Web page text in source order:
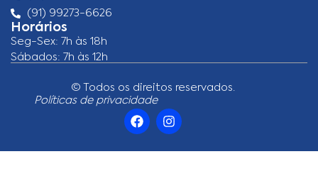
(91) 99273-6626
Horários
Seg-Sex: 7h às 18h
Sábados: 7h às 12h
© Todos os direitos reservados.
Políticas de privacidade
F
a
e
I
n
t